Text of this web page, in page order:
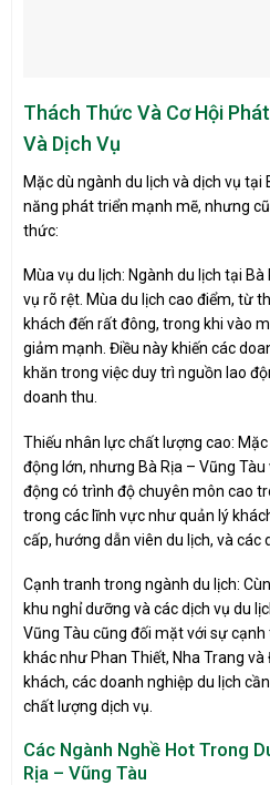
Thách Thức Và Cơ Hội
Và Dịch Vụ
Mặc dù ngành du lịch và dịch vụ tại
năng phát triển mạnh mẽ, nhưng
thức:
Mùa vụ du lịch: Ngành du lịch tại
vụ rõ rệt. Mùa du lịch cao điểm, từ
khách đến rất đông, trong khi vào
giảm mạnh. Điều này khiến các
khăn trong việc duy trì nguồn lao
doanh thu.
Thiếu nhân lực chất lượng cao:
động lớn, nhưng Bà Rịa – Vũng
động có trình độ chuyên môn cao
trong các lĩnh vực như quản lý
cấp, hướng dẫn viên du lịch, và các
Cạnh tranh trong ngành du lịch:
khu nghỉ dưỡng và các dịch vụ du
Vũng Tàu cũng đối mặt với sự
khác như Phan Thiết, Nha Trang
khách, các doanh nghiệp du lịch
chất lượng dịch vụ.
Các Ngành Nghề Hot Trong
Rịa – Vũng Tàu